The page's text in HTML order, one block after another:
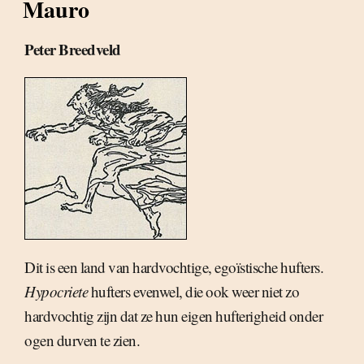
Mauro
Peter Breedveld
Dit is een land van hardvochtige, egoïstische hufters.
Hypocrietehufters evenwel, die ook weer niet zo
hardvochtig zijn dat ze hun eigen hufterigheid onder
ogen durven te zien.